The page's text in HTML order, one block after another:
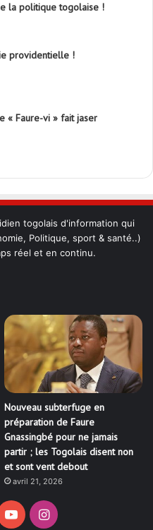
la politique togolaise !
providentielle !
« Faure-vi » fait jaser
togolais d'information qui
Politique, sport & santé..)
réel et en continu.
Nouveau subterfuge en
préparation de Faure
Gnassingbé pour ne jamais
partir ; les Togolais disent non
et sont vent debout
avril 21, 2026
YouTubeInstagram